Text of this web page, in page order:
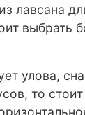
лавсана
выбрать
улова,
то